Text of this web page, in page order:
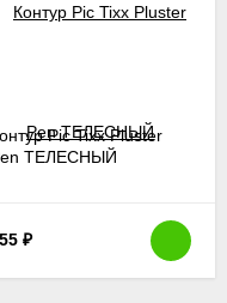
Pic Tixx Pluster
ТЕЛЕСНЫЙ
₽